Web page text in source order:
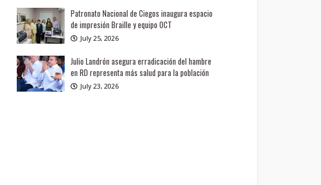
Patronato Nacional de Ciegos inaugura espacio
de impresión Braille y equipo OCT
July 25, 2026
Julio Landrón asegura erradicación del hambre
en RD representa más salud para la población
July 23, 2026